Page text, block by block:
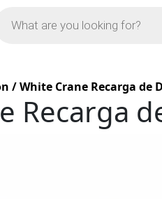
/White Crane Recarga de
Recarga